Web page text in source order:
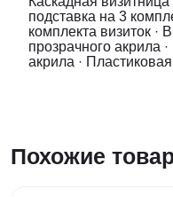
подставка на 3
комплекта визиток ·
прозрачного акрила ·
акрила ·
Похожие